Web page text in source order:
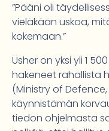
”Pääni oli
vieläkään uskoa,
kokemaan.”
Usher on yksi yli 1
hakeneet rahallista
(Ministry of
käynnistämän
tiedon ohjelmasta